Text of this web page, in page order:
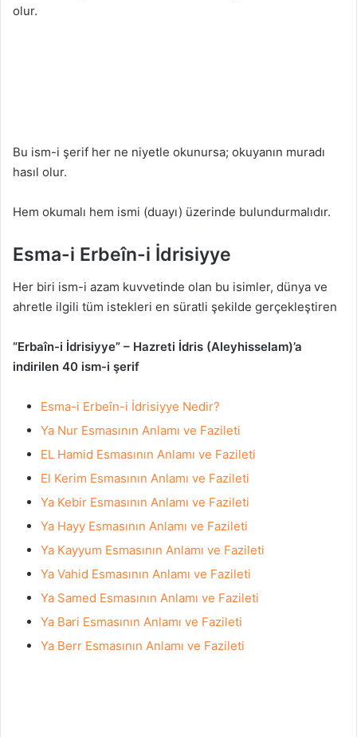
olur.
Bu ism-i şerif her ne niyetle okunursa; okuyanın muradı
hasıl olur.
Hem okumalı hem ismi (duayı) üzerinde bulundurmalıdır.
Esma-i Erbeîn-i İdrisiyye
Her biri ism-i azam kuvvetinde olan bu isimler, dünya ve
ahretle ilgili tüm istekleri en süratli şekilde gerçekleştiren
“Erbaîn-i İdrisiyye” – Hazreti İdris (Aleyhisselam)’a
indirilen 40 ism-i şerif
Esma-i Erbeîn-i İdrisiyye Nedir?
Ya Nur Esmasının Anlamı ve Fazileti
EL Hamid Esmasının Anlamı ve Fazileti
El Kerim Esmasının Anlamı ve Fazileti
Ya Kebir Esmasının Anlamı ve Fazileti
Ya Hayy Esmasının Anlamı ve Fazileti
Ya Kayyum Esmasının Anlamı ve Fazileti
Ya Vahid Esmasının Anlamı ve Fazileti
Ya Samed Esmasının Anlamı ve Fazileti
Ya Bari Esmasının Anlamı ve Fazileti
Ya Berr Esmasının Anlamı ve Fazileti